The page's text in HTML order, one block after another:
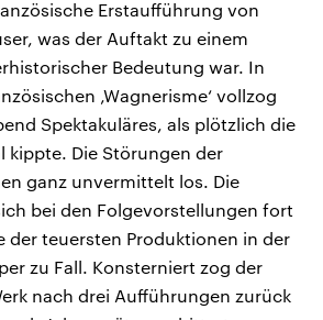
Erstaufführung von
was der Auftakt zu einem
Bedeutung war. In
‚Wagnerisme‘ vollzog
Spektakuläres, als plötzlich die
kippte. Die Störungen der
ganz unvermittelt los. Die
bei den Folgevorstellungen fort
der teuersten Produktionen in der
zu Fall. Konsterniert zog der
nach drei Aufführungen zurück